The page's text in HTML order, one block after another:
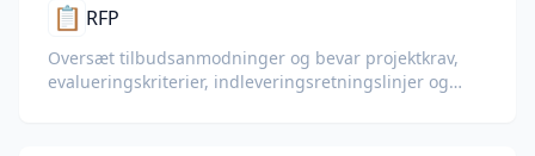
📋 RFP
Oversæt tilbudsanmodninger og bevar projektkrav,
evalueringskriterier, indleveringsretningslinjer og